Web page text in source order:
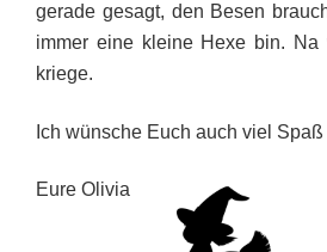
gerade gesagt, den Besen
immer eine kleine Hexe bin.
kriege.
Ich wünsche Euch auch viel
Eure Olivia